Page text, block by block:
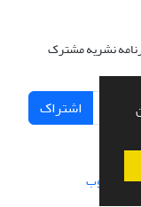
نشریه مشترک
اشتراک
از سیناوب